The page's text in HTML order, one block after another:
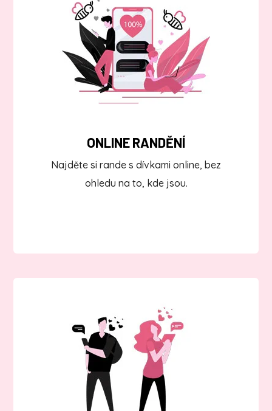
ONLINE RANDĚNÍ
Najděte si rande s dívkami online, bez
ohledu na to, kde jsou.